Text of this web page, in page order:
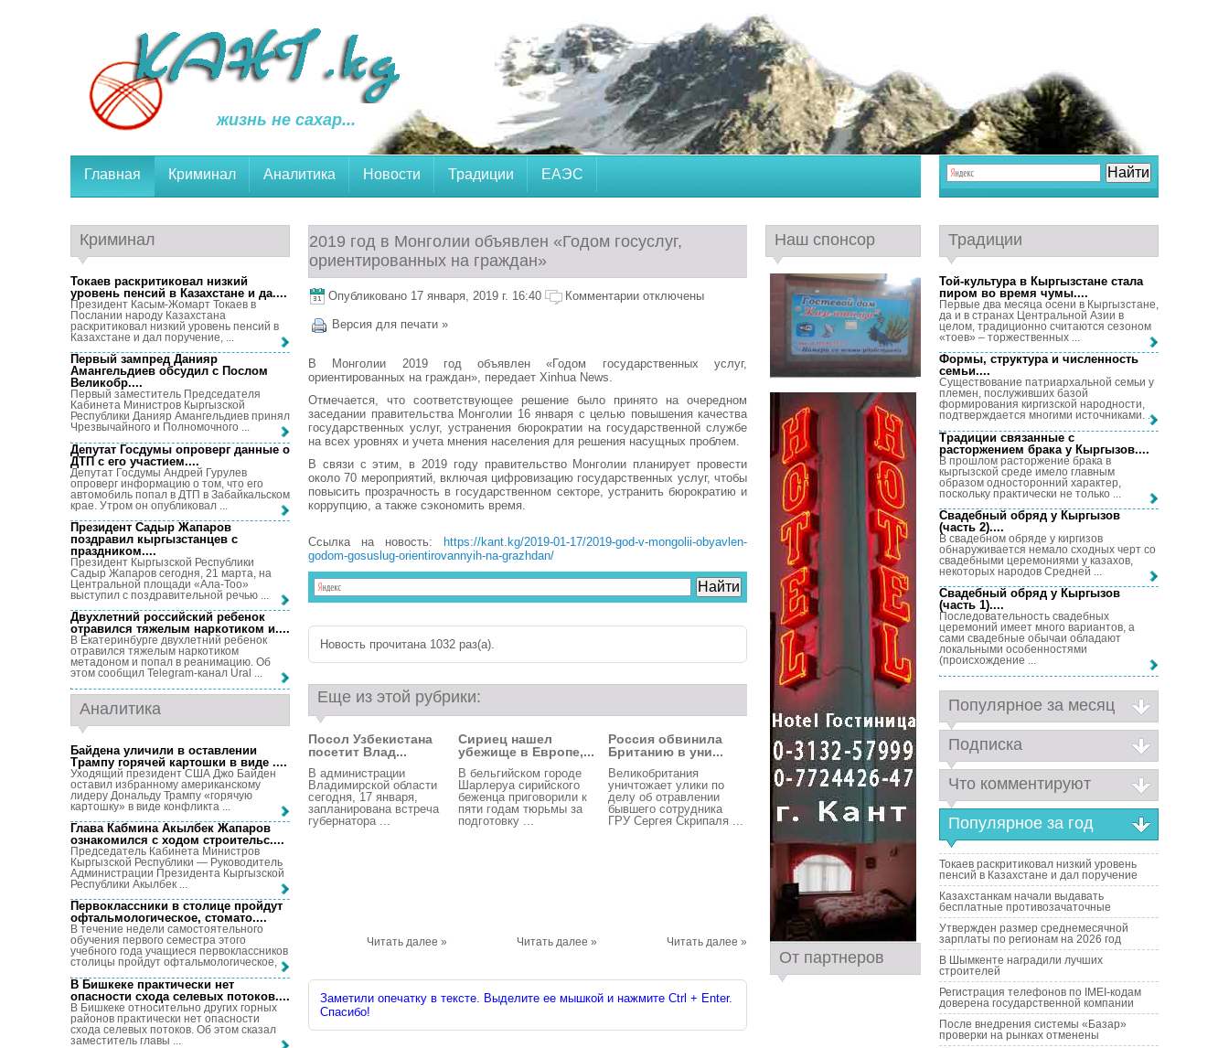
жизнь не сахар...
Главная Криминал Аналитика Новости Традиции ЕАЭС
2019 год в Монголии объявлен «Годом госуслуг,
ориентированных на граждан»
Опубликовано 17 января, 2019 г. 16:40 Комментарии отключены
Версия для печати »
В Монголии 2019 год объявлен «Годом государственных услуг,
ориентированных на граждан», передает Xinhua News.
Отмечается, что соответствующее решение было принято на очередном
заседании правительства Монголии 16 января с целью повышения качества
государственных услуг, устранения бюрократии на государственной службе
на всех уровнях и учета мнения населения для решения насущных проблем.
В связи с этим, в 2019 году правительство Монголии планирует провести
около 70 мероприятий, включая цифровизацию государственных услуг, чтобы
повысить прозрачность в государственном секторе, устранить бюрократию и
коррупцию, а также сэкономить время.
Ссылка на новость:
https://kant.kg/2019-01-17/2019-god-v-mongolii-obyavlen-
godom-gosuslug-orientirovannyih-na-grazhdan/
Новость прочитана 1032 раз(a).
Еще из этой рубрики:
Посол Узбекистана
посетит Влад...
В администрации
Владимирской области
сегодня, 17 января,
запланирована встреча
губернатора ...
Читать далее »
Сириец нашел
убежище в Европе,...
В бельгийском городе
Шарлеруа сирийского
беженца приговорили к
пяти годам тюрьмы за
подготовку ...
Читать далее »
Россия обвинила
Британию в уни...
Великобритания
уничтожает улики по
делу об отравлении
бывшего сотрудника
ГРУ Сергея Скрипаля ...
Читать далее »
Заметили опечатку в тексте. Выделите ее мышкой и нажмите Ctrl + Enter.
Спасибо!
Криминал
Токаев раскритиковал низкий
уровень пенсий в Казахстане и да....
Президент Касым-Жомарт Токаев в
Послании народу Казахстана
раскритиковал низкий уровень пенсий в
Казахстане и дал поручение, ...
Первый зампред Данияр
Амангельдиев обсудил с Послом
Великобр....
Первый заместитель Председателя
Кабинета Министров Кыргызской
Республики Данияр Амангельдиев принял
Чрезвычайного и Полномочного ...
Депутат Госдумы опроверг данные о
ДТП с его участием....
Депутат Госдумы Андрей Гурулев
опроверг информацию о том, что его
автомобиль попал в ДТП в Забайкальском
крае. Утром он опубликовал ...
Президент Садыр Жапаров
поздравил кыргызстанцев с
праздником....
Президент Кыргызской Республики
Садыр Жапаров сегодня, 21 марта, на
Центральной площади «Ала-Тоо»
выступил с поздравительной речью ...
Двухлетний российский ребенок
отравился тяжелым наркотиком и....
В Екатеринбурге двухлетний ребенок
отравился тяжелым наркотиком
метадоном и попал в реанимацию. Об
этом сообщил Telegram-канал Ural ...
Аналитика
Байдена уличили в оставлении
Трампу горячей картошки в виде ....
Уходящий президент США Джо Байден
оставил избранному американскому
лидеру Дональду Трампу «горячую
картошку» в виде конфликта ...
Глава Кабмина Акылбек Жапаров
ознакомился с ходом строительс....
Председатель Кабинета Министров
Кыргызской Республики — Руководитель
Администрации Президента Кыргызской
Республики Акылбек ...
Первоклассники в столице пройдут
офтальмологическое, стомато....
В течение недели самостоятельного
обучения первого семестра этого
учебного года учащиеся первоклассников
столицы пройдут офтальмологическое, ...
В Бишкеке практически нет
опасности схода селевых потоков....
В Бишкеке относительно других горных
районов практически нет опасности
схода селевых потоков. Об этом сказал
заместитель главы ...
Наш спонсор
От партнеров
Традиции
Той-культура в Кыргызстане стала
пиром во время чумы....
Первые два месяца осени в Кыргызстане,
да и в странах Центральной Азии в
целом, традиционно считаются сезоном
«тоев» – торжественных ...
Формы, структура и численность
семьи....
Существование патриархальной семьи у
племен, послуживших базой
формирования киргизской народности,
подтверждается многими источниками. ...
Традиции связанные с
расторжением брака у Кыргызов....
В прошлом расторжение брака в
кыргызской среде имело главным
образом односторонний характер,
поскольку практически не только ...
Свадебный обряд у Кыргызов
(часть 2)....
В свадебном обряде у киргизов
обнаруживается немало сходных черт со
свадебными церемониями у казахов,
некоторых народов Средней ...
Свадебный обряд у Кыргызов
(часть 1)....
Последовательность свадебных
церемоний имеет много вариантов, а
сами свадебные обычаи обладают
локальными особенностями
(происхождение ...
Популярное за месяц
Подписка
Что комментируют
Популярное за год
Токаев раскритиковал низкий уровень
пенсий в Казахстане и дал поручение
Казахстанкам начали выдавать
бесплатные противозачаточные
Утвержден размер среднемесячной
зарплаты по регионам на 2026 год
В Шымкенте наградили лучших
строителей
Регистрация телефонов по IMEI-кодам
доверена государственной компании
После внедрения системы «Базар»
проверки на рынках отменены